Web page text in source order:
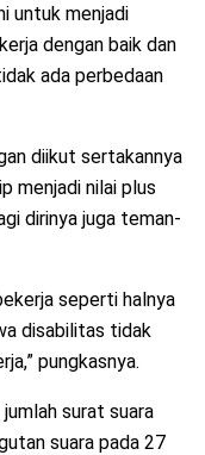
untuk menjadi
dengan baik dan
ada perbedaan
diikut sertakannya
menjadi nilai plus
dirinya juga teman-
seperti halnya
disabilitas tidak
pungkasnya.
surat suara
suara pada 27